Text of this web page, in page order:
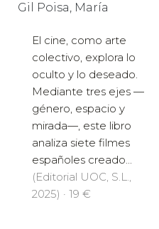
Gil Poisa, María
El cine, como arte
colectivo, explora lo
oculto y lo deseado.
Mediante tres ejes —
género, espacio y
mirada—, este libro
analiza siete filmes
españoles creado...
(Editorial UOC, S.L.,
2025) · 19 €